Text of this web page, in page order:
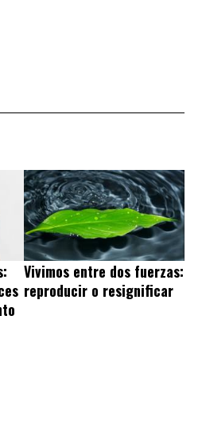
Vivimos entre dos fuerzas:
reproducir o resignificar